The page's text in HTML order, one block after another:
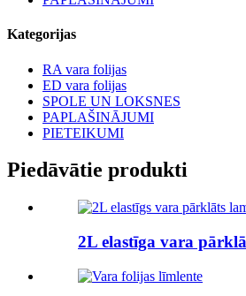
Kategorijas
RA vara folijas
ED vara folijas
SPOLE UN LOKSNES
PAPLAŠINĀJUMI
PIETEIKUMI
Piedāvātie produkti
2L elastīga vara